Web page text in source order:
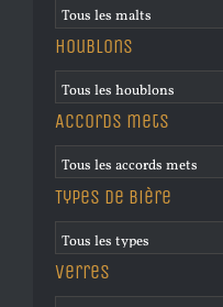
Houblons
Accords mets
Types de bière
Verres